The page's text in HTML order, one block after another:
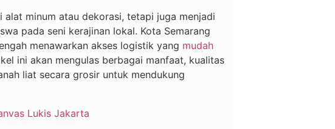
minum atau dekorasi, tetapi juga menjadi
pada seni kerajinan lokal. Kota Semarang
menawarkan akses logistik yang mudah
ini akan mengulas berbagai manfaat, kualitas
liat secara grosir untuk mendukung
Lukis Jakarta